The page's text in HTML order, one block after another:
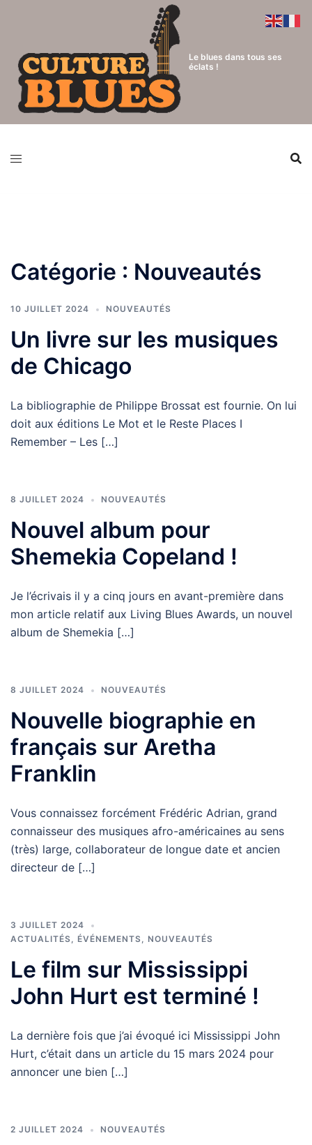
Le blues dans tous ses
éclats !
Catégorie : Nouveautés
10 JUILLET 2024 NOUVEAUTÉS
Un livre sur les musiques
de Chicago
La bibliographie de Philippe Brossat est fournie. On lui
doit aux éditions Le Mot et le Reste Places I
Remember – Les […]
8 JUILLET 2024 NOUVEAUTÉS
Nouvel album pour
Shemekia Copeland !
Je l’écrivais il y a cinq jours en avant-première dans
mon article relatif aux Living Blues Awards, un nouvel
album de Shemekia […]
8 JUILLET 2024 NOUVEAUTÉS
Nouvelle biographie en
français sur Aretha
Franklin
Vous connaissez forcément Frédéric Adrian, grand
connaisseur des musiques afro-américaines au sens
(très) large, collaborateur de longue date et ancien
directeur de […]
3 JUILLET 2024
ACTUALITÉS
ÉVÉNEMENTS NOUVEAUTÉS
Le film sur Mississippi
John Hurt est terminé !
La dernière fois que j’ai évoqué ici Mississippi John
Hurt, c’était dans un article du 15 mars 2024 pour
annoncer une bien […]
2 JUILLET 2024 NOUVEAUTÉS